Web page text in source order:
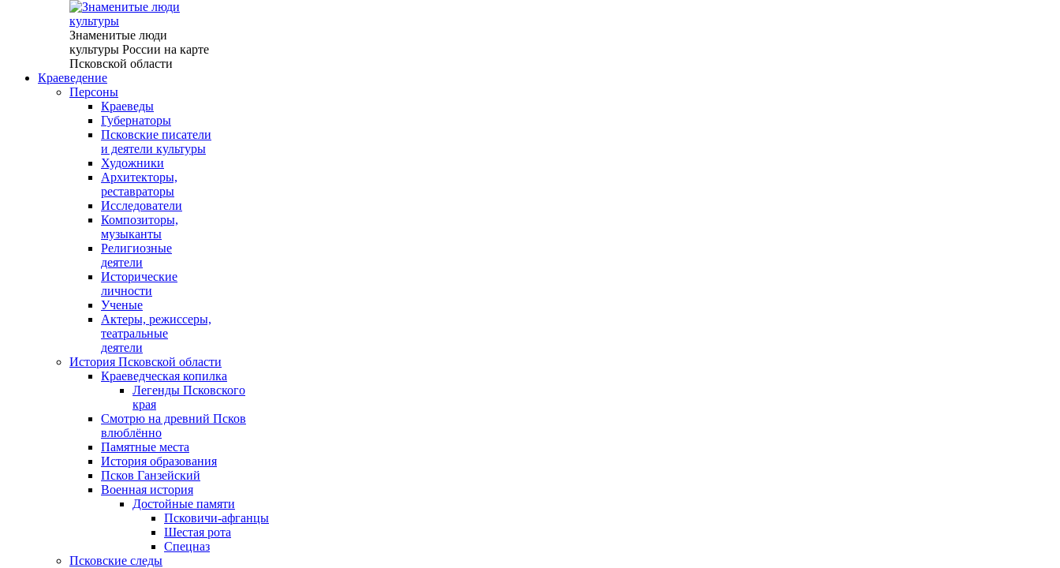
Знаменитые люди
культуры России на карте
Псковской области
Краеведение
Персоны
Краеведы
Губернаторы
Псковские писатели
и деятели культуры
Художники
Архитекторы,
реставраторы
Исследователи
Композиторы,
музыканты
Религиозные
деятели
Исторические
личности
Ученые
Актеры, режиссеры,
театральные
деятели
История Псковской области
Краеведческая копилка
Легенды Псковского
края
Смотрю на древний Псков
влюблённо
Памятные места
История образования
Псков Ганзейский
Военная история
Достойные памяти
Псковичи-афганцы
Шестая рота
Спецназ
Псковские следы